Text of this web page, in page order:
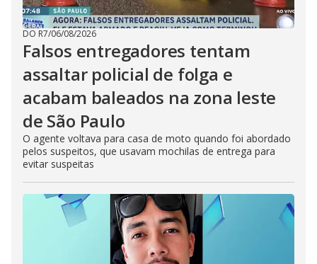
DO R7/06/08/2026
Falsos entregadores tentam
assaltar policial de folga e
acabam baleados na zona leste
de São Paulo
O agente voltava para casa de moto quando foi abordado
pelos suspeitos, que usavam mochilas de entrega para
evitar suspeitas